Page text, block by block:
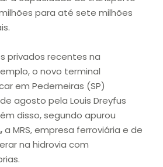
para até sete milhões
privados recentes na
o novo terminal
em Pederneiras (SP)
agosto pela Louis Dreyfus
disso, segundo apurou
a MRS, empresa ferroviária e de
na hidrovia com